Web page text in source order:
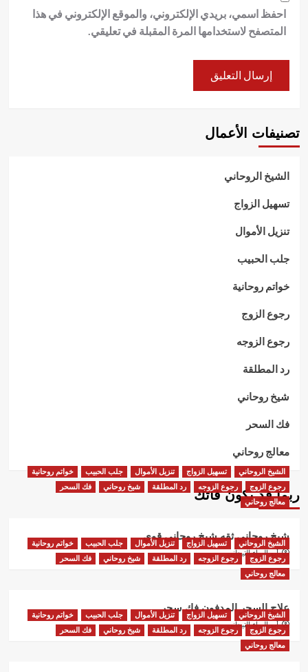
احفظ اسمي، بريدي الإلكتروني، والموقع الإلكتروني في هذا
المتصفح لاستخدامها المرة المقبلة في تعليقي.
تصنيفات الأعمال
الشيخ الروحاني
تسهيل الزواج
تنزيل الأموال
جلب الحبيب
خواتم روحانية
رجوع الزوج
رجوع الزوجه
رد المطلقة
شيخ روحاني
فك السحر
معالج روحاني
ربما قد يكون فاتك
الشيخ الروحاني تسهيل الزواج تنزيل الأموال جلب الحبيب
خواتم روحانية
رجوع الزوج
رجوع الزوجه رد المطلقة شيخ روحاني
فك السحر
معالج روحاني
شيخ روحاني ثقه شيخ روحاني قوي
أبو البراء التيجاني
الشيخ الروحاني تسهيل الزواج تنزيل الأموال جلب الحبيب
خواتم روحانية
رجوع الزوج
رجوع الزوجه رد المطلقة شيخ روحاني
فك السحر
معالج روحاني
علاج السحر المدفون فك سحر
أبو البراء التيجاني
الشيخ الروحاني تسهيل الزواج تنزيل الأموال جلب الحبيب
خواتم روحانية
رجوع الزوج
رجوع الزوجه رد المطلقة شيخ روحاني
فك السحر
معالج روحاني